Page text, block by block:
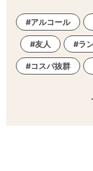
アルコール
友人 ラ
コスパ抜群